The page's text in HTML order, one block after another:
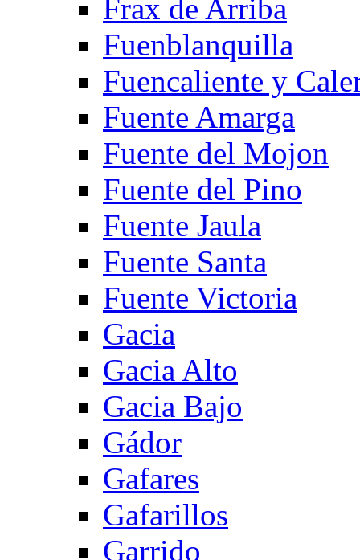
Frax de Arriba
Fuenblanquilla
Fuencaliente y
Fuente Amarga
Fuente del Mojon
Fuente del Pino
Fuente Jaula
Fuente Santa
Fuente Victoria
Gacia
Gacia Alto
Gacia Bajo
Gádor
Gafares
Gafarillos
Garrido